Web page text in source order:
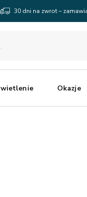
30 dni na zwrot –
Okazje